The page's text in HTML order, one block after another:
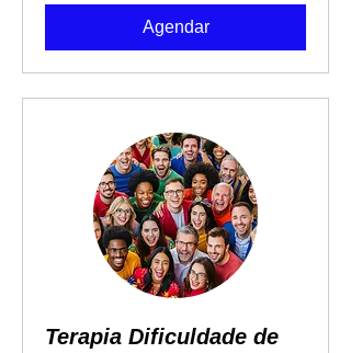
Agendar
Terapia Dificuldade de